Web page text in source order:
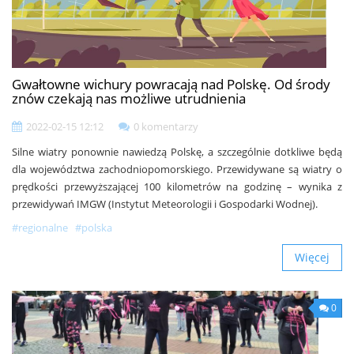
Gwałtowne wichury powracają nad Polskę. Od środy
znów czekają nas możliwe utrudnienia
2022-02-15 12:12
0 komentarzy
Silne wiatry ponownie nawiedzą Polskę, a szczególnie dotkliwe będą
dla województwa zachodniopomorskiego. Przewidywane są wiatry o
prędkości przewyższającej 100 kilometrów na godzinę – wynika z
przewidywań IMGW (Instytut Meteorologii i Gospodarki Wodnej).
#regionalne #polska
Więcej
0